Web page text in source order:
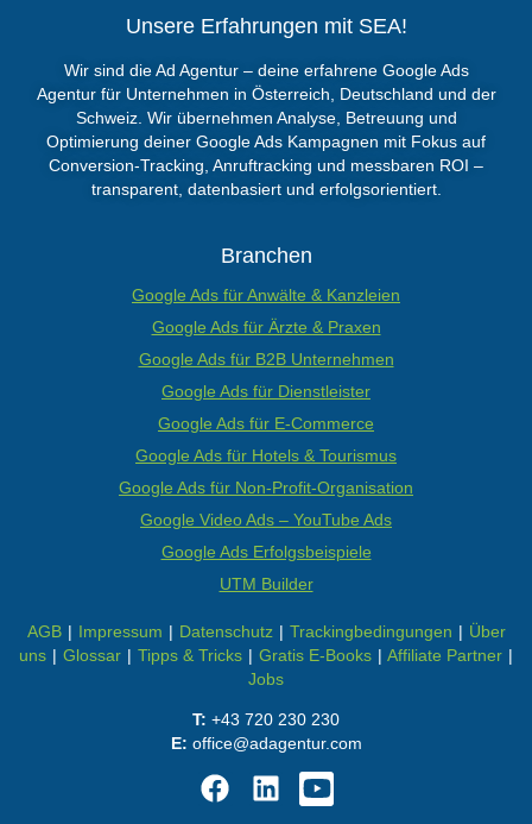
Unsere Erfahrungen mit SEA!
Wir sind die Ad Agentur – deine erfahrene Google Ads
Agenturfür Unternehmen in Österreich, Deutschland und der
Schweiz. Wir übernehmen Analyse, Betreuung und
Optimierung deiner Google Ads Kampagnen mit Fokus auf
Conversion-Tracking, Anruftracking und messbaren ROI –
transparent, datenbasiert und erfolgsorientiert.
Branchen
Google Ads für Anwälte & Kanzleien
Google Ads für Ärzte & Praxen
Google Ads für B2B Unternehmen
Google Ads für Dienstleister
Google Ads für E-Commerce
Google Ads für Hotels & Tourismus
Google Ads für Non-Profit-Organisation
Google Video Ads – YouTube Ads
Google Ads Erfolgsbeispiele
UTM Builder
AGB | Impressum | Datenschutz | Trackingbedingungen | Über
uns | Glossar | Tipps & Tricks | Gratis E-Books | Affiliate Partner |
Jobs
T: +43 720 230 230
E: office@adagentur.com